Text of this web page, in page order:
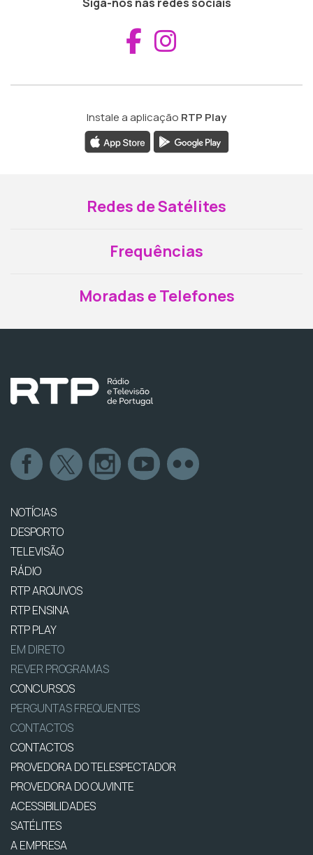
Aceder ao
Instale a aplicação RTP Play
Redes de Satélites
Frequências
Moradas e Telefones
NOTÍCIAS
DESPORTO
TELEVISÃO
RÁDIO
RTP ARQUIVOS
RTP ENSINA
RTP PLAY
EM DIRETO
REVER PROGRAMAS
CONCURSOS
PERGUNTAS FREQUENTES
CONTACTOS
CONTACTOS
PROVEDORA DO TELESPECTADOR
PROVEDORA DO OUVINTE
ACESSIBILIDADES
SATÉLITES
A EMPRESA